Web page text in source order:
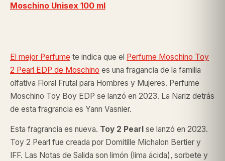
Moschino Unisex 100 ml
El mejor Perfume te indica que el Perfume Moschino Toy
2 Pearl EDP de Moschino es una fragancia de la familia
olfativa Floral Frutal para Hombres y Mujeres. Perfume
Moschino Toy Boy EDP se lanzó en 2023. La Nariz detrás
de esta fragrancia es Yann Vasnier.
Esta fragrancia es nueva. Toy 2 Pearl se lanzó en 2023.
Toy 2 Pearl fue creada por Domitille Michalon Bertier y
IFF. Las Notas de Salida son limón (lima ácida), sorbete y